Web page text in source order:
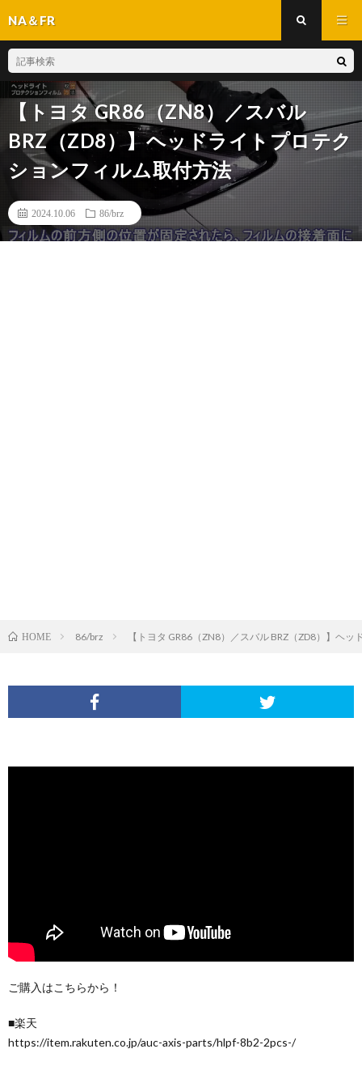
NA＆FR
【トヨタ GR86（ZN8）／スバル
BRZ（ZD8）】ヘッドライトプロテク
ションフィルム取付方法
2024.10.06 86/brz
HOME 86/brz 【トヨタ GR86（ZN8）／スバル BRZ（ZD8）】ヘ
ご購入はこちらから！
■楽天
https://item.rakuten.co.jp/auc-axis-parts/hlpf-8b2-2pcs-/